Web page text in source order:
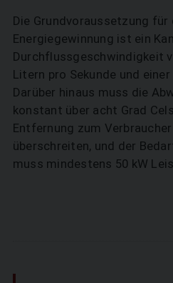
Die Grundvoraussetzung für
Energiegewinnung ist ein
Durchflussgeschwindigkeit
Litern pro Sekunde und einer
Darüber hinaus muss die
konstant über acht Grad
Entfernung zum
überschreiten, und der
muss mindestens 50 kW